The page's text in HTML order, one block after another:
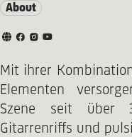
About
Mit ihrer
Elementen
Szene seit über
Gitarrenriffs und